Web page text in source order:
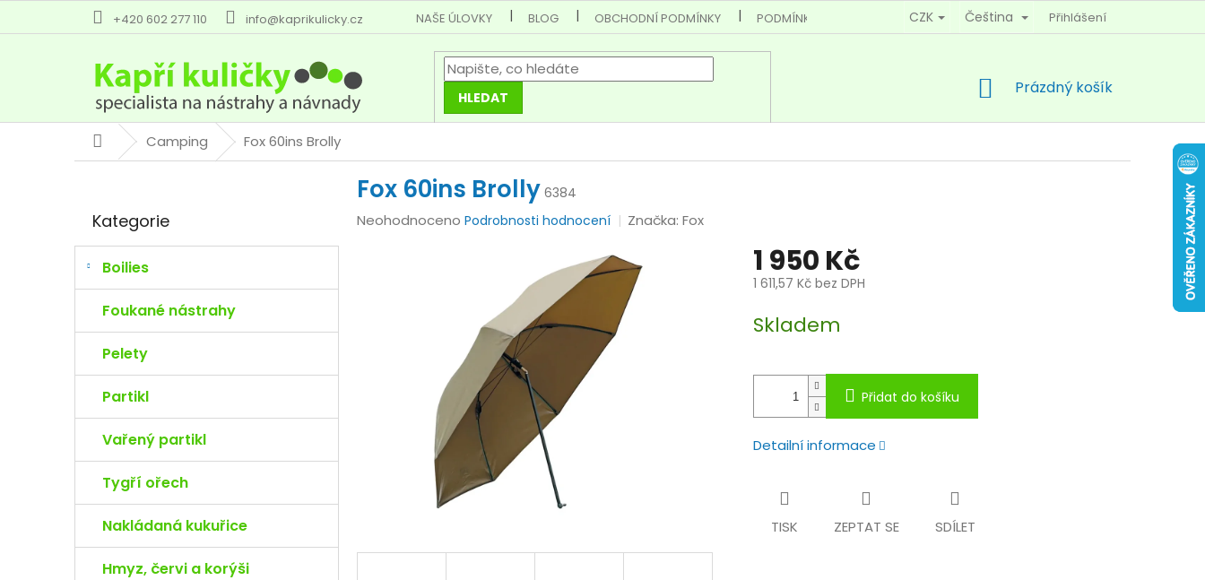
+420 602 277 110 info@kaprikulicky.cz NAŠE ÚLOVKY BLOG OBCHODNÍ PODMÍNKY PODMÍNKY OCHRANY OSOBNÍCH ÚDAJŮ KONTAKTY
CZK Čeština Přihlášení
HLEDAT
NÁKUPNÍ
Prázdný košík
DomůCamping Fox 60ins Brolly
r
n
í
l
kategorie
Kategorie
Boilies
Foukané nástrahy
Pelety
Partikl
Vařený partikl
Tygří ořech
Nakládaná kukuřice
Hmyz, červi a korýši
Fox 60ins Brolly 6384
Průměrné
Neohodnoceno Podrobnosti hodnocení Značka:Fox
1 950 Kč
1 611,57 Kč bez DPH
cena:
Skladem
Přidat do košíku
Detailní informace
TISK ZEPTAT SE SDÍLET